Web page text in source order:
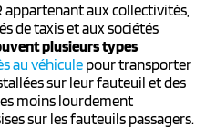
appartenant aux collectivités,
de taxis et aux sociétés
plusieurs types
au véhicule pour transporter
sur leur fauteuil et des
moins lourdement
sur les fauteuils passagers.